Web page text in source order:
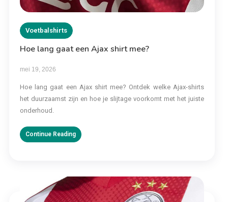
Voetbalshirts
Hoe lang gaat een Ajax shirt mee?
mei 19, 2026
Hoe lang gaat een Ajax shirt mee? Ontdek welke Ajax-shirts
het duurzaamst zijn en hoe je slijtage voorkomt met het juiste
onderhoud.
Continue Reading